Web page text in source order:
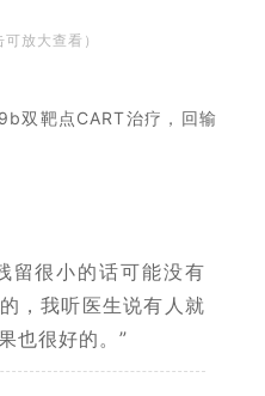
放大查看）
双靶点CART治疗，回输
留很小的话可能没有
，我听医生说有人就
也很好的。”